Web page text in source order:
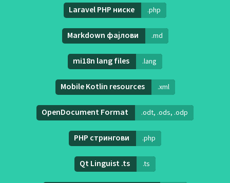
Laravel PHP ниске .php
Markdown фајлови .md
mi18n lang files .lang
Mobile Kotlin resources .xml
OpenDocument Format .odt, .ods, .odp
PHP стрингови .php
Qt Linguist .ts .ts